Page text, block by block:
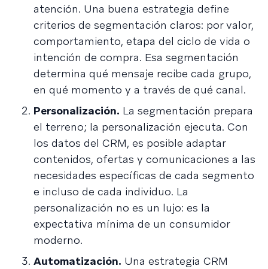
atención. Una buena estrategia define
criterios de segmentación claros: por valor,
comportamiento, etapa del ciclo de vida o
intención de compra. Esa segmentación
determina qué mensaje recibe cada grupo,
en qué momento y a través de qué canal.
Personalización. La segmentación prepara
el terreno; la personalización ejecuta. Con
los datos del CRM, es posible adaptar
contenidos, ofertas y comunicaciones a las
necesidades específicas de cada segmento
e incluso de cada individuo. La
personalización no es un lujo: es la
expectativa mínima de un consumidor
moderno.
Automatización. Una estrategia CRM